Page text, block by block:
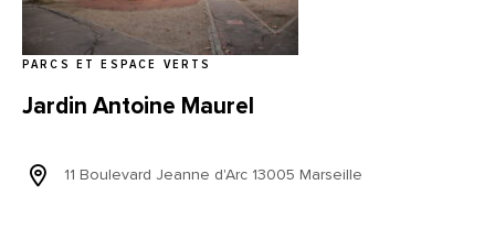
PARCS ET ESPACE VERTS
Jardin Antoine Maurel
11 Boulevard Jeanne d'Arc 13005 Marseille